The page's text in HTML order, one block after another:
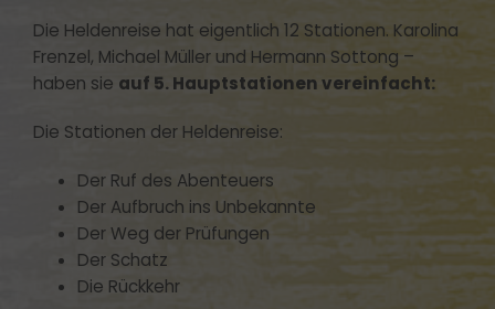
Die Heldenreise hat eigentlich 12 Stationen. Karolina
Frenzel, Michael Müller und Hermann Sottong –
haben sie auf 5. Hauptstationen vereinfacht:
Die Stationen der Heldenreise:
Der Ruf des Abenteuers
Der Aufbruch ins Unbekannte
Der Weg der Prüfungen
Der Schatz
Die Rückkehr